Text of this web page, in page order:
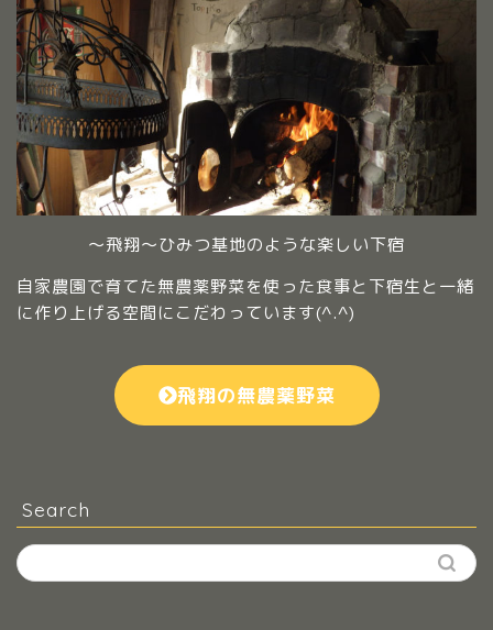
～飛翔～ひみつ基地のような楽しい下宿
自家農園で育てた無農薬野菜を使った食事と下宿生と一緒
に作り上げる空間にこだわっています(^.^)
飛翔の無農薬野菜
Search